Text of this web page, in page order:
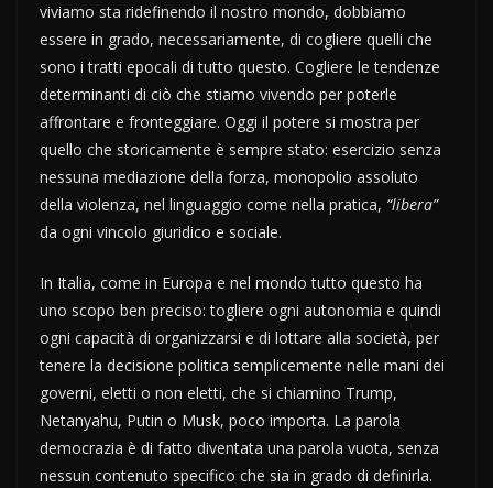
viviamo sta ridefinendo il nostro mondo, dobbiamo
essere in grado, necessariamente, di cogliere quelli che
sono i tratti epocali di tutto questo. Cogliere le tendenze
determinanti di ciò che stiamo vivendo per poterle
affrontare e fronteggiare. Oggi il potere si mostra per
quello che storicamente è sempre stato: esercizio senza
nessuna mediazione della forza, monopolio assoluto
della violenza, nel linguaggio come nella pratica, “libera”
da ogni vincolo giuridico e sociale.
In Italia, come in Europa e nel mondo tutto questo ha
uno scopo ben preciso: togliere ogni autonomia e quindi
ogni capacità di organizzarsi e di lottare alla società, per
tenere la decisione politica semplicemente nelle mani dei
governi, eletti o non eletti, che si chiamino Trump,
Netanyahu, Putin o Musk, poco importa. La parola
democrazia è di fatto diventata una parola vuota, senza
nessun contenuto specifico che sia in grado di definirla.